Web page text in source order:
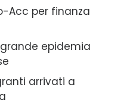
Acc per finanza
grande epidemia
arrivati a